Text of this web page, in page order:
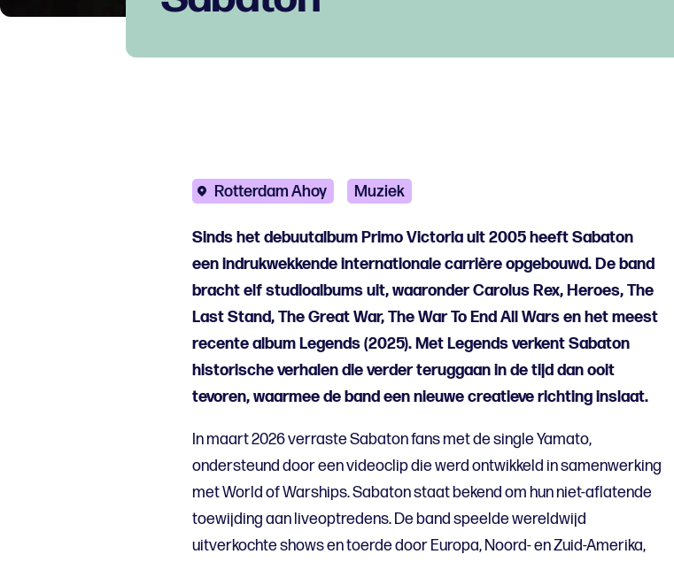
Rotterdam Ahoy Muziek
Sinds het debuutalbum Primo Victoria uit 2005 heeft Sabaton
een indrukwekkende internationale carrière opgebouwd. De band
bracht elf studioalbums uit, waaronder Carolus Rex, Heroes, The
Last Stand, The Great War, The War To End All Wars en het meest
recente album Legends (2025). Met Legends verkent Sabaton
historische verhalen die verder teruggaan in de tijd dan ooit
tevoren, waarmee de band een nieuwe creatieve richting inslaat.
In maart 2026 verraste Sabaton fans met de single Yamato,
ondersteund door een videoclip die werd ontwikkeld in samenwerking
met World of Warships. Sabaton staat bekend om hun niet-aflatende
toewijding aan liveoptredens. De band speelde wereldwijd
uitverkochte shows en toerde door Europa, Noord- en Zuid-Amerika,